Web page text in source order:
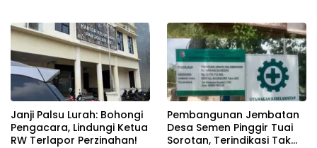
Janji Palsu Lurah: Bohongi
Pengacara, Lindungi Ketua
RW Terlapor Perzinahan!
Pembangunan Jembatan
Desa Semen Pinggir Tuai
Sorotan, Terindikasi Tak